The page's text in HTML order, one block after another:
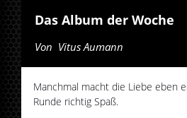
Das Album der Woche
Von Vitus Aumann
Manchmal macht die Liebe eben
Runde richtig Spaß.